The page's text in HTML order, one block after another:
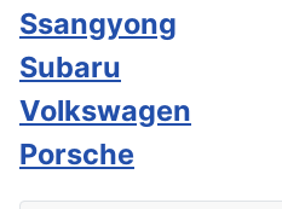
Ssangyong
Subaru
Volkswagen
Porsche